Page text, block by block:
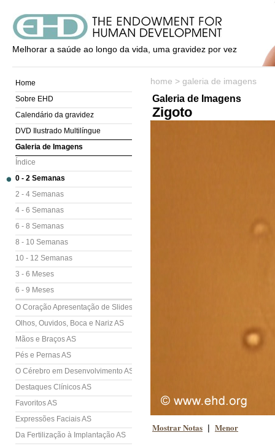
Melhorar a saúde ao longo da vida, uma gravidez por vez
Home
Sobre EHD
Calendário da gravidez
DVD Ilustrado Multilíngue
Galeria de Imagens
Índice
0 - 2 Semanas
2 - 4 Semanas
4 - 6 Semanas
6 - 8 Semanas
8 - 10 Semanas
10 - 12 Semanas
3 - 6 Meses
6 - 9 Meses
O Coração Apresentação de Slides (AS)
Olhos, Ouvidos, Boca e Nariz AS
Mãos e Braços AS
Pés e Pernas AS
O Cérebro em Desenvolvimento AS
Destaques Clínicos AS
Favoritos AS
Expressões Faciais AS
Da Fertilização à Implantação AS
home > galeria de imagens
Galeria de Imagens
Zigoto
Mostrar Notas | Menor